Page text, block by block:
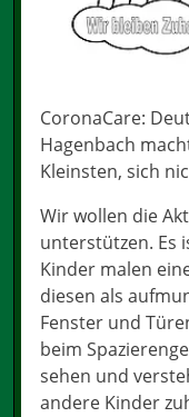
CoronaCare:
Hagenbach
Kleinsten, sich
Wir wollen die
unterstützen. Es
Kinder malen
diesen als
Fenster und
beim
sehen und
andere Kinder